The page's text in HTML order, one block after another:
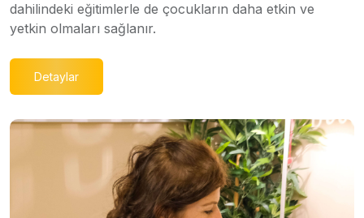
dahilindeki eğitimlerle de çocukların daha etkin ve
yetkin olmaları sağlanır.
Detaylar